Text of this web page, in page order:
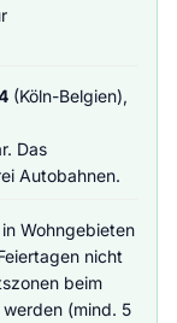
(Köln-Belgien),
Das
Autobahnen.
Wohngebieten
nicht
beim
(mind. 5